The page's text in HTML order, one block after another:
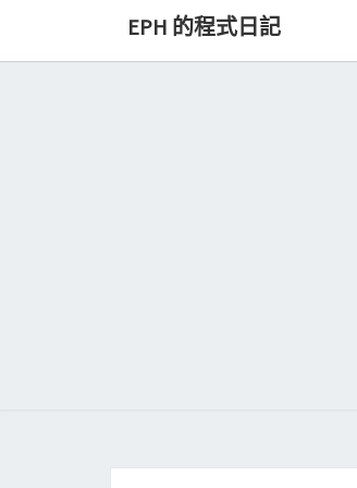
EPH 的程式日記